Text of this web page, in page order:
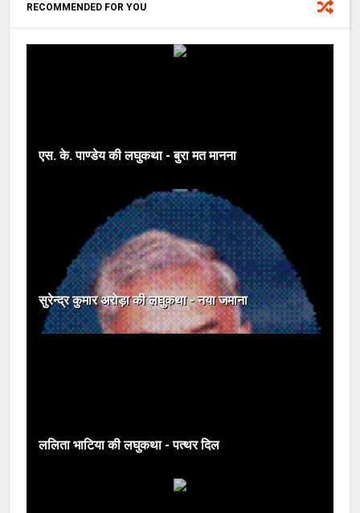
RECOMMENDED FOR YOU
एस. के. पाण्डेय की लघुकथा - बुरा मत मानना
सुरेन्द्र कुमार अरोड़ा की लघुकथा - नया जमाना
ललिता भाटिया की लघुकथा - पत्थर दिल